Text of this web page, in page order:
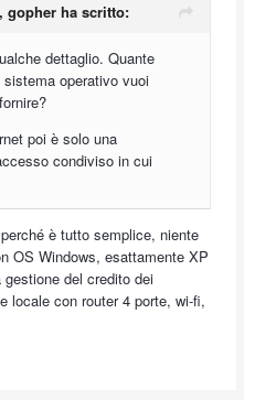
gopher ha scritto:
dettaglio. Quante
operativo vuoi
poi è solo una
condiviso in cui
è tutto semplice, niente
OS Windows, esattamente XP
del credito dei
locale con router 4 porte, wi-fi,